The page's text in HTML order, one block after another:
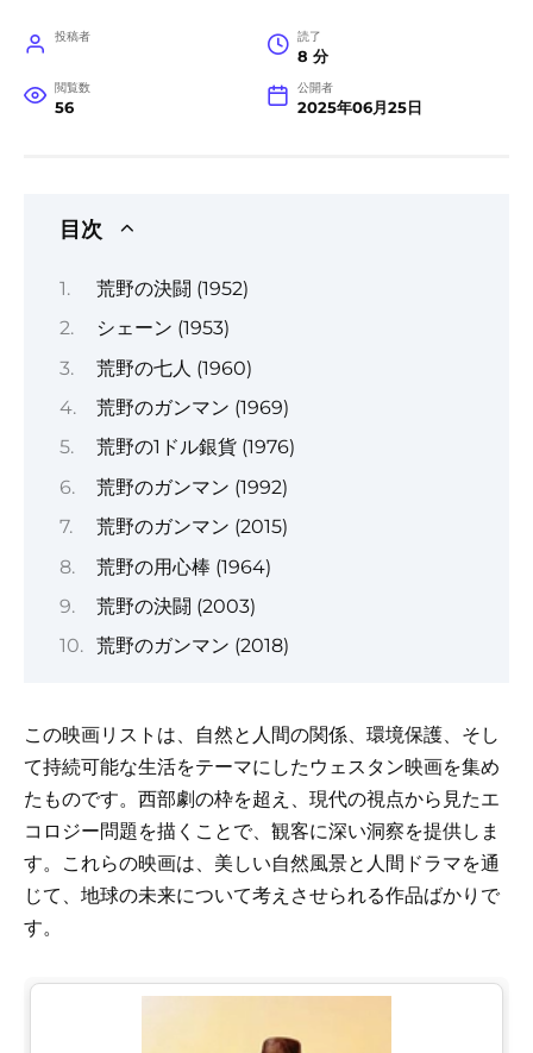
投稿者 読了
8 分
閲覧数
56
公開者
2025年06月25日
目次
荒野の決闘 (1952)
シェーン (1953)
荒野の七人 (1960)
荒野のガンマン (1969)
荒野の1ドル銀貨 (1976)
荒野のガンマン (1992)
荒野のガンマン (2015)
荒野の用心棒 (1964)
荒野の決闘 (2003)
荒野のガンマン (2018)
この映画リストは、自然と人間の関係、環境保護、そし
て持続可能な生活をテーマにしたウェスタン映画を集め
たものです。西部劇の枠を超え、現代の視点から見たエ
コロジー問題を描くことで、観客に深い洞察を提供しま
す。これらの映画は、美しい自然風景と人間ドラマを通
じて、地球の未来について考えさせられる作品ばかりで
す。